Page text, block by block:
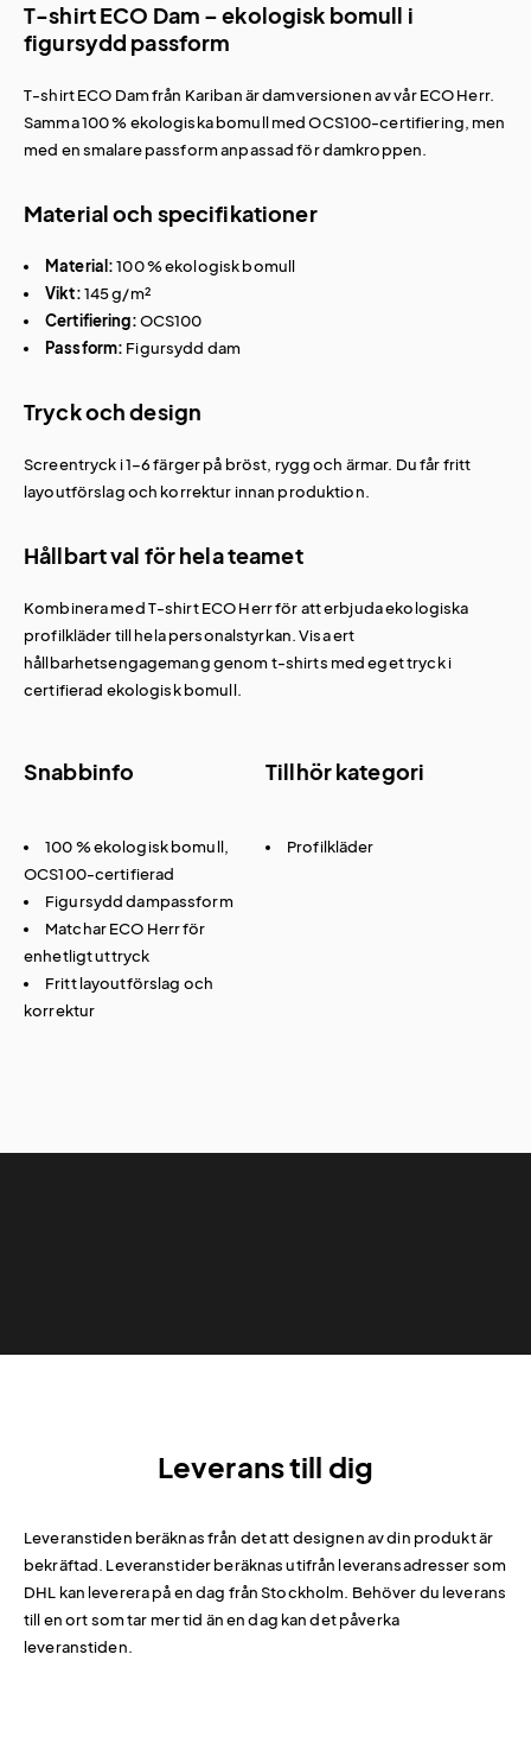
T-shirt ECO Dam – ekologisk bomull i
figursydd passform
T-shirt ECO Dam från Kariban är damversionen av vårECO Herr.
Samma 100 % ekologiska bomull med OCS100-certifiering, men
med en smalare passform anpassad för damkroppen.
Material och specifikationer
Material:100 % ekologisk bomull
Vikt:145 g/m²
Certifiering:OCS100
Passform: Figursydd dam
Tryck och design
Screentryck i 1–6 färger på bröst, rygg och ärmar. Du får fritt
layoutförslag och korrektur innan produktion.
Hållbart val för hela teamet
Kombinera medT-shirt ECO Herrför att erbjuda ekologiska
profilkläder till hela personalstyrkan. Visa ert
hållbarhetsengagemang genom t-shirts med eget trycki
certifierad ekologisk bomull.
Snabbinfo
100 % ekologisk bomull,
OCS100-certifierad
Figursydd dampassform
Matchar ECO Herr för
enhetligt uttryck
Fritt layoutförslag och
korrektur
Tillhör kategori
Profilkläder
Leverans till dig
Leveranstiden beräknas från det att designen av din produkt är
bekräftad. Leveranstider beräknas utifrån leveransadresser som
DHL kan leverera på en dag från Stockholm. Behöver du leverans
till en ort som tar mer tid än en dag kan det påverka
leveranstiden.